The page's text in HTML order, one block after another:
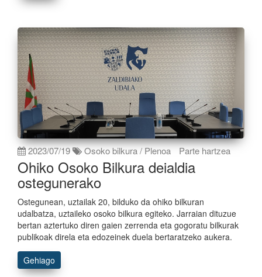
2023/07/19 Osoko bilkura / Plenoa Parte hartzea
Ohiko Osoko Bilkura deialdia
ostegunerako
Ostegunean, uztailak 20, bilduko da ohiko bilkuran
udalbatza, uztaileko osoko bilkura egiteko. Jarraian dituzue
bertan aztertuko diren gaien zerrenda eta gogoratu bilkurak
publikoak direla eta edozeinek duela bertaratzeko aukera.
Gehiago